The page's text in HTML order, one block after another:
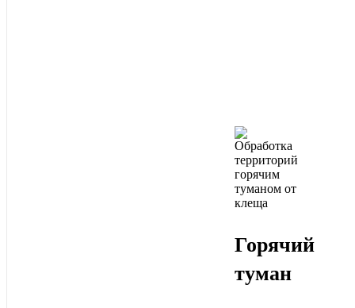
Горячий
туман